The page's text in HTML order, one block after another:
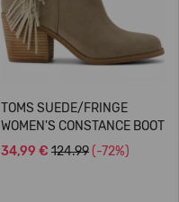
TOMS SUEDE/FRINGE
WOMEN'S CONSTANCE BOOT
34,99 € 124.99 (-72%)